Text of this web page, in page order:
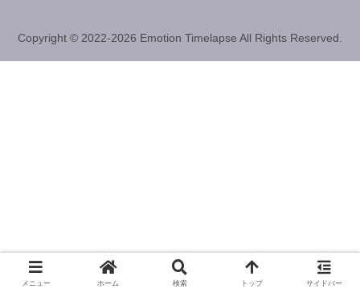
Copyright © 2022-2026 Emotion Timelapse All Rights Reserved.
メニュー ホーム 検索 トップ サイドバー